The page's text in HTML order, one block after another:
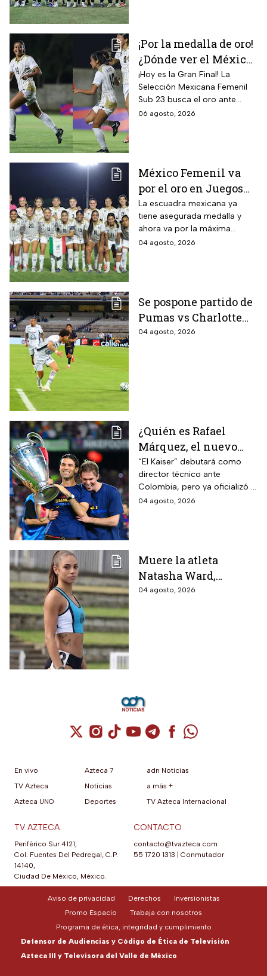
¡Por la medalla de oro!
¿Dónde ver el México
vs Colombia Femenil?
Así puedes seguir la
Gran Final EN VIVO
¡Hoy es la Gran Final! La
Selección Mexicana Femenil
Sub 23 busca el oro ante
Colombia en los Juegos
06 agosto, 2026
México Femenil va
por el oro en Juegos
Centroamericanos; ya
conoce a su rival
La escuadra mexicana ya
tiene asegurada medalla y
ahora va por la máxima
presea en los Juegos
04 agosto, 2026
Se pospone partido de
Pumas vs Charlotte
FC en el inicio de la
04 agosto, 2026
¿Quién es Rafael
Márquez, el nuevo
entrenador de la
Selección Mexicana
que debutará con
Colombia, Perú y
“El Kaiser” debutará como
director técnico ante
Colombia, pero ya oficializó la
fecha de su primer encuentro
04 agosto, 2026
Muere la atleta
Natasha Ward,
promesa del atletismo
04 agosto, 2026
Cuenta de X / Twitter (se abre en una
Cuenta de Instagram (se abre en una
Cuenta de TikTok (se abre en
Cuenta de YouTube (se abre
Cuenta de Telegram (se
Cuenta de
Cuenta de
En vivo
TV Azteca
Azteca UNO
Azteca 7
Noticias
Deportes
adn Noticias
a más +
TV Azteca Internacional
TV AZTECA
Periférico Sur 4121,
Col. Fuentes Del Pedregal, C.P.
14140,
Ciudad De México, México.
CONTACTO
contacto@tvazteca.com
55 1720 1313 | Conmutador
Aviso de privacidad Derechos
Inversionistas
Promo Espacio
Trabaja con nosotros
Programa de ética, integridad y cumplimiento
Defensor de Audiencias y Código de Ética de Televisión
Azteca III y Televisora del Valle de México